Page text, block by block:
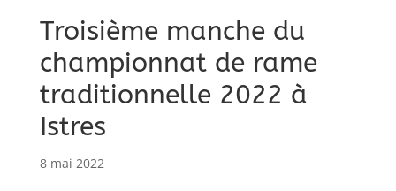
Troisième manche du
championnat de rame
traditionnelle 2022 à
Istres
8 mai 2022